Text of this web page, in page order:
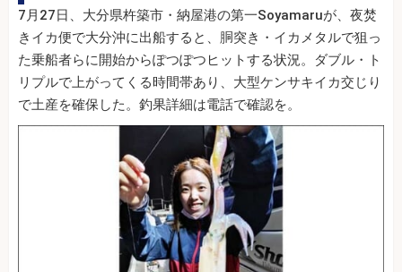
7月27日、大分県杵築市・納屋港の第一Soyamaruが、夜焚
きイカ便で大分沖に出船すると、胴突き・イカメタルで狙っ
た乗船者らに開始からぽつぽつヒットする状況。ダブル・ト
リプルで上がってくる時間帯あり、大型ケンサキイカ交じり
で土産を確保した。釣果詳細は電話で確認を。